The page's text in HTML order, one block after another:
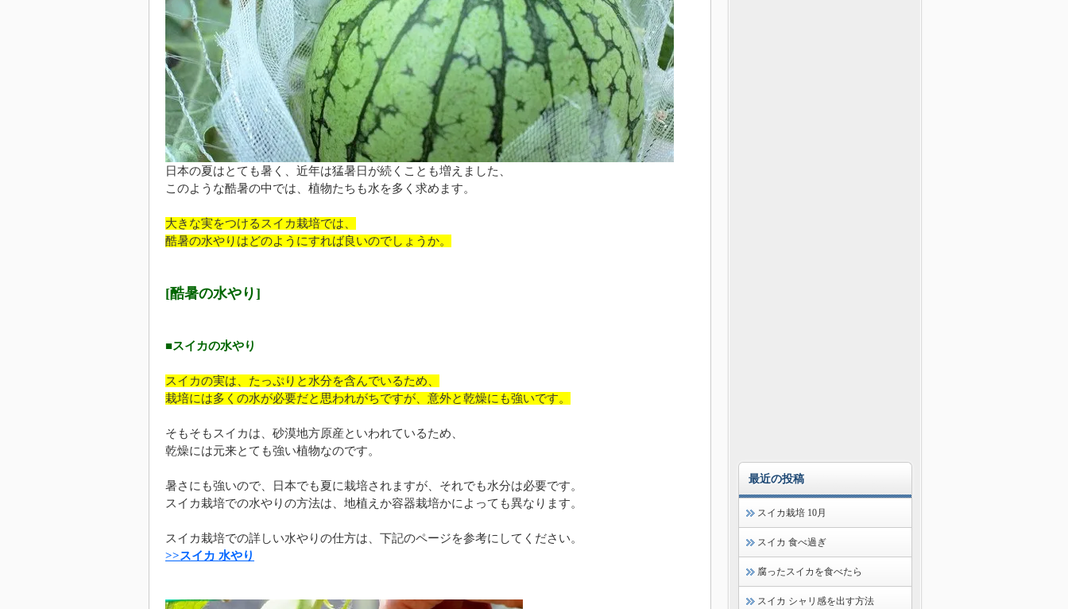
日本の夏はとても暑く、近年は猛暑日が続くことも増えました、
このような酷暑の中では、植物たちも水を多く求めます。
大きな実をつけるスイカ栽培では、
酷暑の水やりはどのようにすれば良いのでしょうか。
[酷暑の水やり]
■スイカの水やり
スイカの実は、たっぷりと水分を含んでいるため、
栽培には多くの水が必要だと思われがちですが、意外と乾燥にも強いです。
そもそもスイカは、砂漠地方原産といわれているため、
乾燥には元来とても強い植物なのです。
暑さにも強いので、日本でも夏に栽培されますが、それでも水分は必要です。
スイカ栽培での水やりの方法は、地植えか容器栽培かによっても異なります。
スイカ栽培での詳しい水やりの仕方は、下記のページを参考にしてください。
>>スイカ 水やり
最近の投稿
スイカ栽培 10月
スイカ 食べ過ぎ
腐ったスイカを食べたら
スイカ シャリ感を出す方法